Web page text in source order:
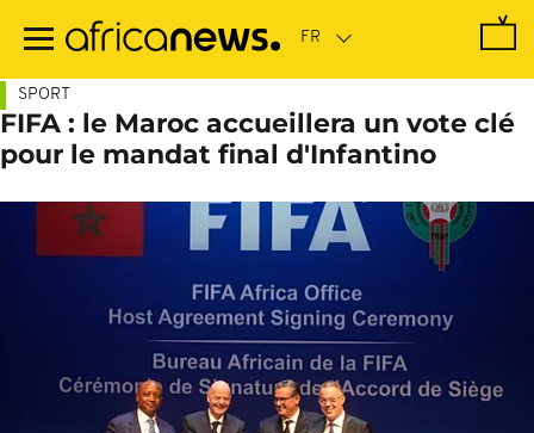
contenu
SPORT
FIFA : le Maroc accueillera un vote clé
pour le mandat final d'Infantino